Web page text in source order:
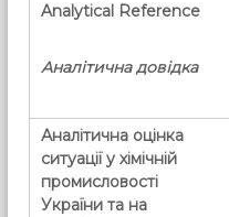
Analytical Reference
Аналітична довідка
Аналітична оцінка
ситуації у хімічній
промисловості
України та на